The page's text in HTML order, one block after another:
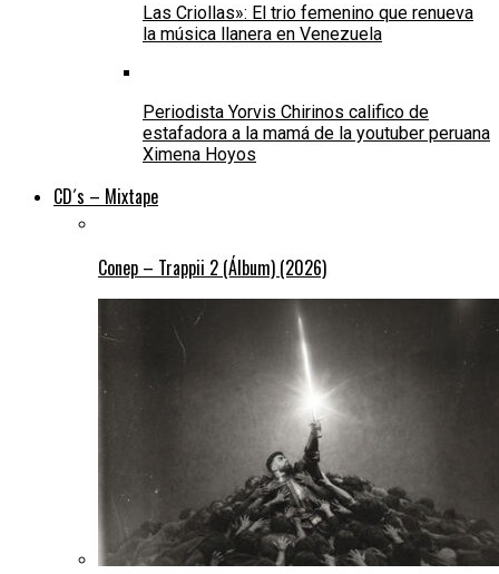
Las Criollas»: El trio femenino que renueva
la música llanera en Venezuela
Periodista Yorvis Chirinos califico de
estafadora a la mamá de la youtuber peruana
Ximena Hoyos
CD´s – Mixtape
Conep – Trappii 2 (Álbum) (2026)